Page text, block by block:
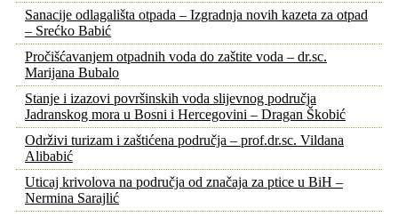
Sanacije odlagališta otpada – Izgradnja novih kazeta za otpad
– Srećko Babić
Pročišćavanjem otpadnih voda do zaštite voda – dr.sc.
Marijana Bubalo
Stanje i izazovi površinskih voda slijevnog područja
Jadranskog mora u Bosni i Hercegovini – Dragan Škobić
Održivi turizam i zaštićena područja – prof.dr.sc. Vildana
Alibabić
Uticaj krivolova na područja od značaja za ptice u BiH –
Nermina Sarajlić